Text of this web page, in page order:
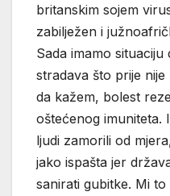
britanskim sojem
zabilježen i
Sada imamo
stradava što prije
da kažem, bolest
oštećenog imuniteta.
ljudi zamorili od
jako ispašta jer
sanirati gubitke. Mi